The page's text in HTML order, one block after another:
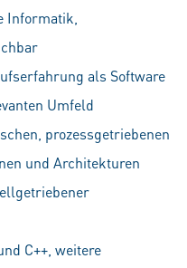
Informatik,
als Software
Umfeld
prozessgetriebenen
und Architekturen
C++, weitere